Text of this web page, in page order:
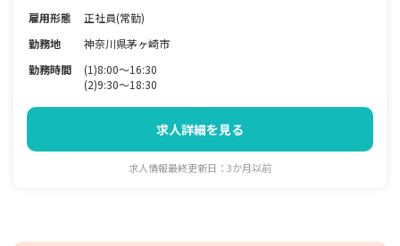
雇用形態
正社員(常勤)
勤務地
神奈川県茅ヶ崎市
勤務時間
(1)8:00～16:30
(2)9:30～18:30
求人詳細を見る
求人情報最終更新日：3か月以前